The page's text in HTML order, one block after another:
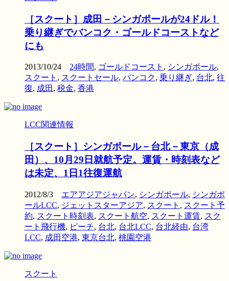
［スクート］成田－シンガポールが24ドル！
乗り継ぎでバンコク・ゴールドコーストなど
にも
2013/10/24 24時間, ゴールドコースト , シンガポール,
スクート , スクートセール, バンコク, 乗り継ぎ, 台北, 往
復, 成田 , 税金, 香港
LCC関連情報
［スクート］シンガポール－台北－東京（成
田）、10月29日就航予定。運賃・時刻表など
は未定、1日1往復運航
2012/8/3 エアアジアジャパン, シンガポール, シンガポ
ールLCC, ジェットスターアジア, スクート , スクート予
約, スクート時刻表, スクート航空, スクート運賃, スク
ート飛行機, ピーチ, 台北, 台北LCC, 台北経由, 台湾
LCC, 成田空港, 東京台北, 桃園空港
スクート